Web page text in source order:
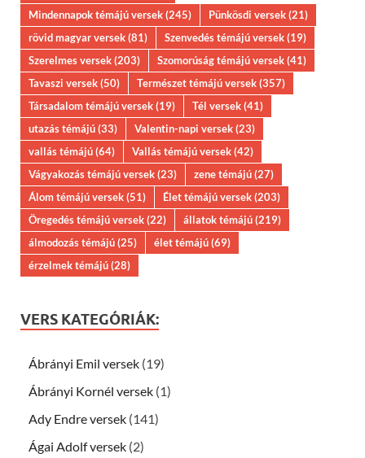
Mindennapok témájú versek(245) Pünkösdi versek(21)
rövid magyar versek(81) Szenvedés témájú versek(19)
Szerelmes versek(203) Szomorúság témájú versek(41)
Tavaszi versek(50) Természet témájú versek(357)
Társadalom témájú versek(19) Tél versek(41)
utazás témájú(33) Valentin-napi versek(23)
vallás témájú(64) Vallás témájú versek(42)
Vágyakozás témájú versek(23) zene témájú(27)
Álom témájú versek(51) Élet témájú versek(203)
Öregedés témájú versek(22) állatok témájú(219)
álmodozás témájú(25) élet témájú(69)
érzelmek témájú(28)
VERS KATEGÓRIÁK:
Ábrányi Emil versek (19)
Ábrányi Kornél versek (1)
Ady Endre versek (141)
Ágai Adolf versek (2)